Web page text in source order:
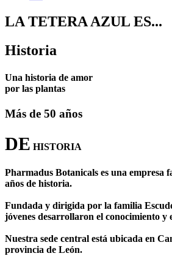
LA TETERA AZUL ES...
Historia
Una historia de amor
por las plantas
Más de 50 años
DE HISTORIA
Pharmadus Botanicals es una empresa
años de historia.
Fundada y dirigida por la familia
jóvenes desarrollaron el conocimiento y
Nuestra sede central está ubicada en
provincia de León.